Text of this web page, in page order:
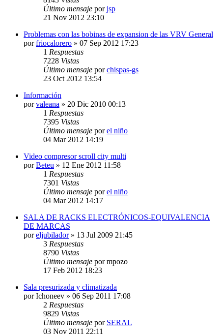
Último mensaje porjsp
21 Nov 2012 23:10
Problemas con las bobinas de expansion de las VRV General
porfriocalorero » 07 Sep 2012 17:23
1 Respuestas
7228 Vistas
Último mensaje porchispas-gs
23 Oct 2012 13:54
Información
porvaleana » 20 Dic 2010 00:13
1 Respuestas
7395 Vistas
Último mensaje porel niño
04 Mar 2012 14:19
Video compresor scroll city multi
porBeteu » 12 Ene 2012 11:58
1 Respuestas
7301 Vistas
Último mensaje porel niño
04 Mar 2012 14:17
SALA DE RACKS ELECTRÓNICOS-EQUIVALENCIA
DE MARCAS
poreljubilador» 13 Jul 2009 21:45
3 Respuestas
8790 Vistas
Último mensaje pormpozo
17 Feb 2012 18:23
Sala presurizada y climatizada
porIchoneev » 06 Sep 2011 17:08
2 Respuestas
9829 Vistas
Último mensaje por SERAL
03 Nov 2011 22:11